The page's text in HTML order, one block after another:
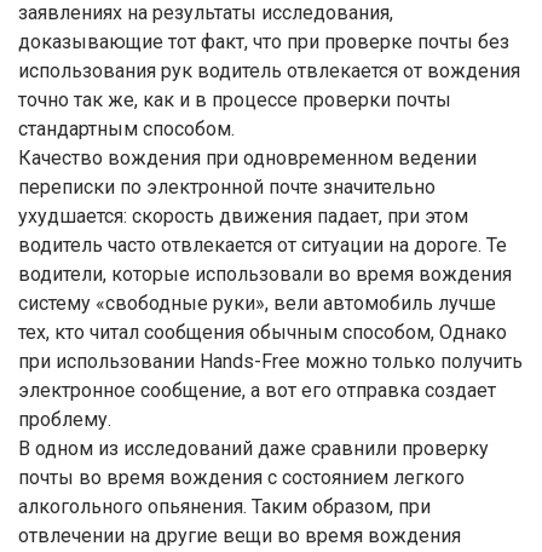
заявлениях на результаты исследования,
доказывающие тот факт, что при проверке почты без
использования рук водитель отвлекается от вождения
точно так же, как и в процессе проверки почты
стандартным способом.
Качество вождения при одновременном ведении
переписки по электронной почте значительно
ухудшается: скорость движения падает, при этом
водитель часто отвлекается от ситуации на дороге. Те
водители, которые использовали во время вождения
систему «свободные руки», вели автомобиль лучше
тех, кто читал сообщения обычным способом, Однако
при использовании Hands-Free можно только получить
электронное сообщение, а вот его отправка создает
проблему.
В одном из исследований даже сравнили проверку
почты во время вождения с состоянием легкого
алкогольного опьянения. Таким образом, при
отвлечении на другие вещи во время вождения